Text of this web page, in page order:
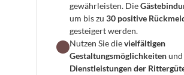
gewährleisten. Die
um bis zu 30 positive
gesteigert werden.
Nutzen Sie die vielfältigen
Gestaltungsmöglichkeiten
Dienstleistungen der